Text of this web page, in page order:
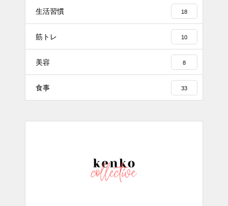
生活習慣 18
筋トレ 10
美容 8
食事 33